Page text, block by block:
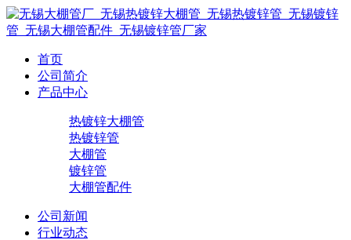
首页
公司简介
产品中心
热镀锌大棚管
热镀锌管
大棚管
镀锌管
大棚管配件
公司新闻
行业动态